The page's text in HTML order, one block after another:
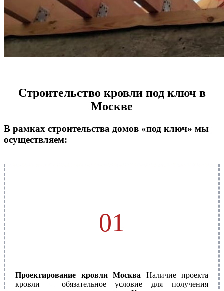
Строительство кровли под ключ в
Москве
В рамках строительства домов «под ключ» мы
осуществляем:
01
Проектирование кровли Москва Наличие проекта
кровли – обязательное условие для получения